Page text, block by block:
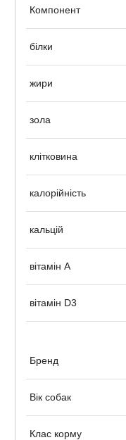
Компонент
білки
жири
зола
клітковина
калорійність
кальцій
вітамін А
вітамін D3
Бренд
Вік собак
Клас корму